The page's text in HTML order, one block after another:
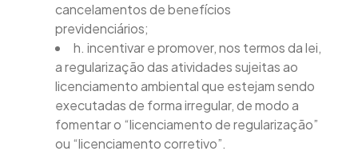
cancelamentos de benefícios
previdenciários;
h. incentivar e promover, nos termos da lei,
a regularização das atividades sujeitas ao
licenciamento ambiental que estejam sendo
executadas de forma irregular, de modo a
fomentar o “licenciamento de regularização”
ou “licenciamento corretivo”.